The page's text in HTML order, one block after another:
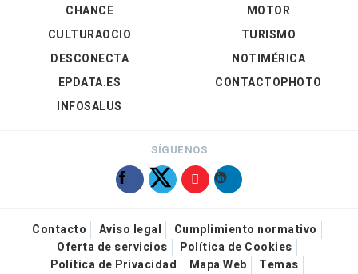
CHANCE
CULTURAOCIO
DESCONECTA
EPDATA.ES
INFOSALUS
MOTOR
TURISMO
NOTIMÉRICA
CONTACTOPHOTO
SÍGUENOS
Contacto Aviso legal
Cumplimiento normativo
Oferta de servicios
Política de Cookies
Política de Privacidad
Mapa Web
Temas